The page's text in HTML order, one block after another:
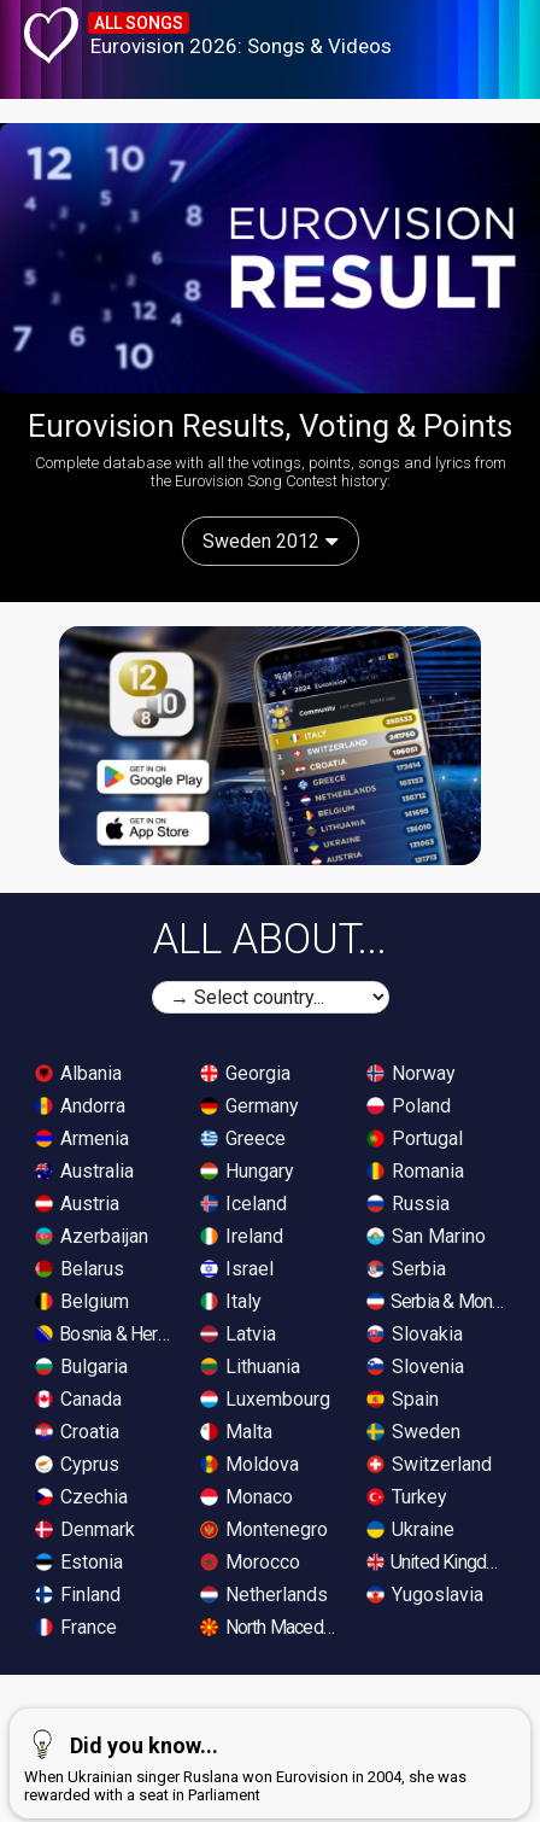
ALL SONGS
Eurovision 2026: Songs & Videos
Eurovision Results, Voting & Points
Complete database with all the votings, points, songs and lyrics from
the Eurovision Song Contest history:
Sweden 2012
ALL ABOUT...
Albania
Andorra
Armenia
Australia
Austria
Azerbaijan
Belarus
Belgium
Bosnia & Herzegovina
Bulgaria
Canada
Croatia
Cyprus
Czechia
Denmark
Estonia
Finland
France
Georgia
Germany
Greece
Hungary
Iceland
Ireland
Israel
Italy
Latvia
Lithuania
Luxembourg
Malta
Moldova
Monaco
Montenegro
Morocco
Netherlands
North Macedonia
Norway
Poland
Portugal
Romania
Russia
San Marino
Serbia
Serbia &
Slovakia
Slovenia
Spain
Sweden
Switzerland
Turkey
Ukraine
United Kingdom
Yugoslavia
Did you know...
When Ukrainian singer Ruslana won Eurovision in 2004, she was
rewarded with a seat in Parliament